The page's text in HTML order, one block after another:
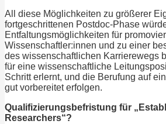
All diese Möglichkeiten zu größerer
fortgeschrittenen Postdoc-Phase
Entfaltungsmöglichkeiten für
Wissenschaftler:innen und zu einer
des wissenschaftlichen Karrierewegs
für eine wissenschaftliche
Schritt erlernt, und die Berufung auf
gut vorbereitet erfolgen.
Qualifizierungsbefristung für
Researchers“?